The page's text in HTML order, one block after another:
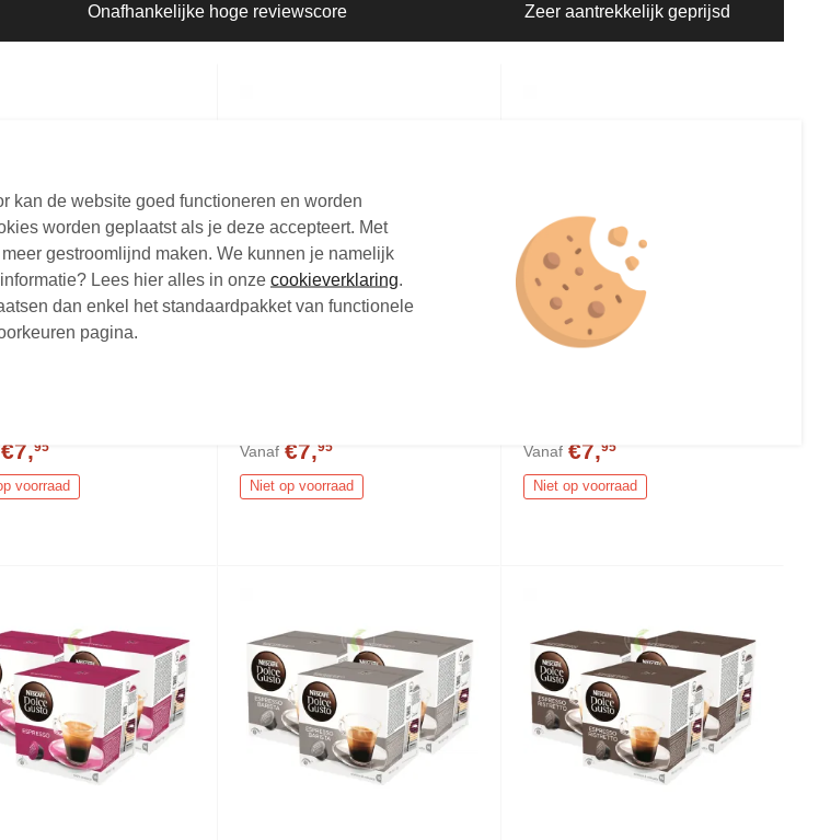
Onafhankelijke hoge reviewscore
Zeer aantrekkelijk geprijsd
€7,95
voorraad
Vanaf €7,95
Niet op voorraad
Nescafe Dolce Gusto
Vanaf €7,95
Niet op voorraad
kan de website goed functioneren en worden
worden geplaatst als je deze accepteert. Met
gestroomlijnd maken. We kunnen je namelijk
Lees hier alles in onze cookieverklaring
dan enkel het standaardpakket van functionele
pagina.